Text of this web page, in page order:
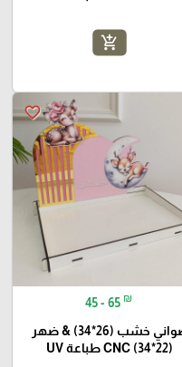
add_shopping_cart
favorite_border
45 - 65 ₪
صواني خشب (26*34) & ضهر
(22*34) CNC طباعة UV